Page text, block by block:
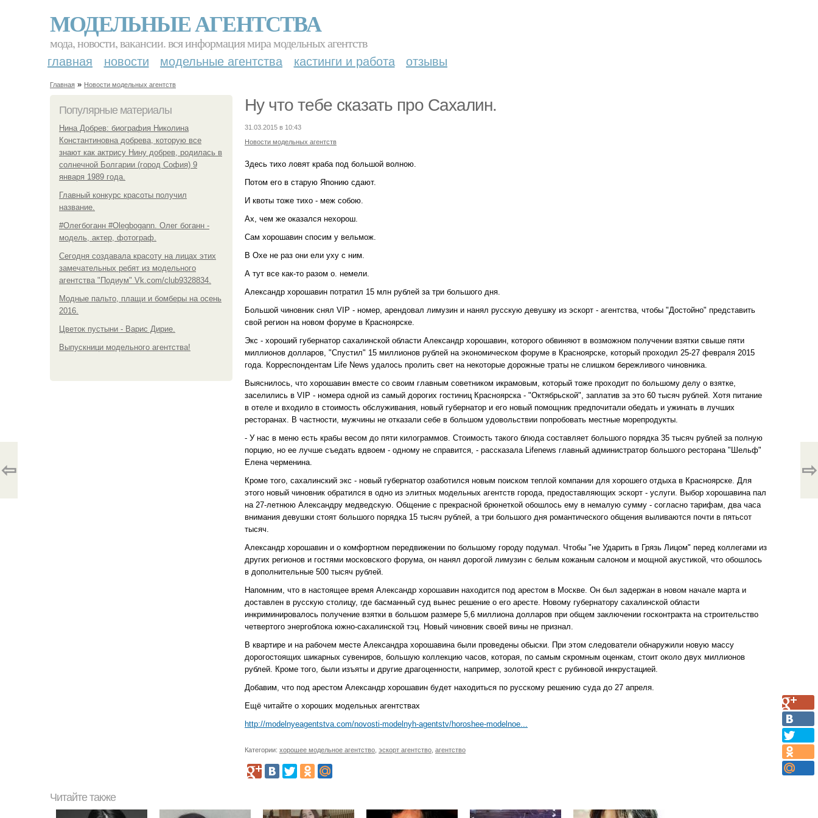
МОДЕЛЬНЫЕ АГЕНТСТВА
мода, новости, вакансии. вся информация мира модельных агентств
главная новости модельные агентства кастинги и работа отзывы
Главная » Новости модельных агентств
Популярные материалы
Нина Добрев: биография Николина
Константиновна добрева, которую все
знают как актрису Нину добрев, родилась в
солнечной Болгарии (город София) 9
января 1989 года.
Главный конкурс красоты получил
название.
#Олегбоганн #Olegbogann. Олег боганн -
модель, актер, фотограф.
Сегодня создавала красоту на лицах этих
замечательных ребят из модельного
агентства "Подиум" Vk.com/club9328834.
Модные пальто, плащи и бомберы на осень
2016.
Цветок пустыни - Варис Дирие.
Выпускници модельного агентства!
Ну что тебе сказать про Сахалин.
31.03.2015 в 10:43
Новости модельных агентств
Здесь тихо ловят краба под большой волною.
Потом его в старую Японию сдают.
И квоты тоже тихо - меж собою.
Ах, чем же оказался нехорош.
Сам хорошавин спосим у вельмож.
В Охе не раз они ели уху с ним.
А тут все как-то разом о. немели.
Александр хорошавин потратил 15 млн рублей за три большого дня.
Большой чиновник снял VIP - номер, арендовал лимузин и нанял русскую девушку из эскорт - агентства, чтобы "Достойно" представить
свой регион на новом форуме в Красноярске.
Экс - хороший губернатор сахалинской области Александр хорошавин, которого обвиняют в возможном получении взятки свыше пяти
миллионов долларов, "Спустил" 15 миллионов рублей на экономическом форуме в Красноярске, который проходил 25-27 февраля 2015
года. Корреспондентам Life News удалось пролить свет на некоторые дорожные траты не слишком бережливого чиновника.
Выяснилось, что хорошавин вместе со своим главным советником икрамовым, который тоже проходит по большому делу о взятке,
заселились в VIP - номера одной из самый дорогих гостиниц Красноярска - "Октябрьской", заплатив за это 60 тысяч рублей. Хотя питание
в отеле и входило в стоимость обслуживания, новый губернатор и его новый помощник предпочитали обедать и ужинать в лучших
ресторанах. В частности, мужчины не отказали себе в большом удовольствии попробовать местные морепродукты.
- У нас в меню есть крабы весом до пяти килограммов. Стоимость такого блюда составляет большого порядка 35 тысяч рублей за полную
порцию, но ее лучше съедать вдвоем - одному не справится, - рассказала Lifenews главный администратор большого ресторана "Шельф"
Елена черменина.
Кроме того, сахалинский экс - новый губернатор озаботился новым поиском теплой компании для хорошего отдыха в Красноярске. Для
этого новый чиновник обратился в одно из элитных модельных агентств города, предоставляющих эскорт - услуги. Выбор хорошавина пал
на 27-летнюю Александру медведскую. Общение с прекрасной брюнеткой обошлось ему в немалую сумму - согласно тарифам, два часа
внимания девушки стоят большого порядка 15 тысяч рублей, а три большого дня романтического общения выливаются почти в пятьсот
тысяч.
Александр хорошавин и о комфортном передвижении по большому городу подумал. Чтобы "не Ударить в Грязь Лицом" перед коллегами из
других регионов и гостями московского форума, он нанял дорогой лимузин с белым кожаным салоном и мощной акустикой, что обошлось
в дополнительные 500 тысяч рублей.
Напомним, что в настоящее время Александр хорошавин находится под арестом в Москве. Он был задержан в новом начале марта и
доставлен в русскую столицу, где басманный суд вынес решение о его аресте. Новому губернатору сахалинской области
инкриминировалось получение взятки в большом размере 5,6 миллиона долларов при общем заключении госконтракта на строительство
четвертого энергоблока южно-сахалинской тэц. Новый чиновник своей вины не признал.
В квартире и на рабочем месте Александра хорошавина были проведены обыски. При этом следователи обнаружили новую массу
дорогостоящих шикарных сувениров, большую коллекцию часов, которая, по самым скромным оценкам, стоит около двух миллионов
рублей. Кроме того, были изъяты и другие драгоценности, например, золотой крест с рубиновой инкрустацией.
Добавим, что под арестом Александр хорошавин будет находиться по русскому решению суда до 27 апреля.
Ещё читайте о хороших модельных агентствах
http://modelnyeagentstva.com/novosti-modelnyh-agentstv/horoshee-modelnoe...
Категории: хорошее модельное агентство эскорт агентство агентство
⇦ ⇨
Читайте также